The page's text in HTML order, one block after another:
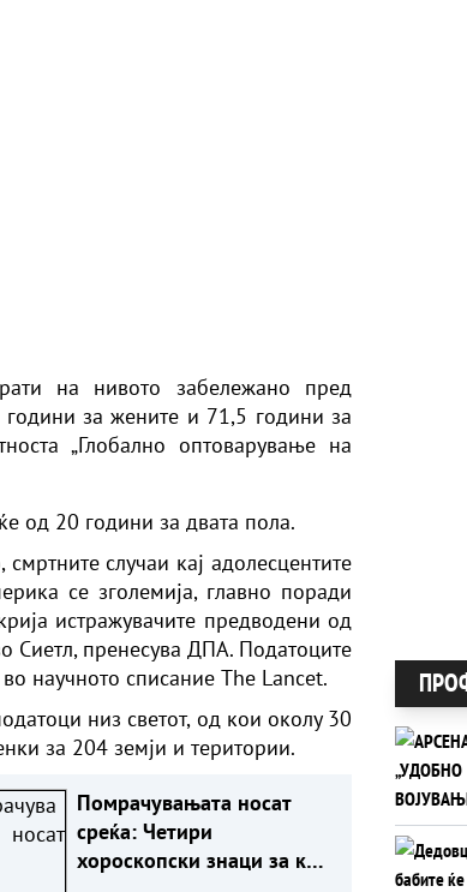
на нивото забележано пред
за жените и 71,5 години за
„Глобално оптоварување на
од 20 години за двата пола.
случаи кај адолесцентите
се зголемија, главно поради
истражувачите предводени од
Сиетл, пренесува ДПА. Податоците
научното списание The Lancet.
низ светот, од кои околу 30
за 204 земји и територии.
Помрачувањата носат
среќа: Четири
хороскопски знаци за кои